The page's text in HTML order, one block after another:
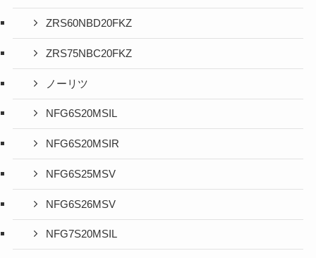
ZRS60NBD20FKZ
ZRS75NBC20FKZ
ノーリツ
NFG6S20MSIL
NFG6S20MSIR
NFG6S25MSV
NFG6S26MSV
NFG7S20MSIL